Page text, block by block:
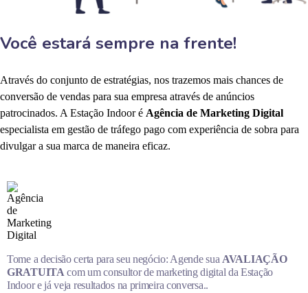
Você estará sempre na frente!
Através do conjunto de estratégias, nos trazemos mais chances de
conversão de vendas para sua empresa através de anúncios
patrocinados. A Estação Indoor é Agência de Marketing Digital
especialista em gestão de tráfego pago com experiência de sobra para
divulgar a sua marca de maneira eficaz.
Tome a decisão certa para seu negócio: Agende sua AVALIAÇÃO
GRATUITA com um consultor de marketing digital da Estação
Indoor e já veja resultados na primeira conversa..